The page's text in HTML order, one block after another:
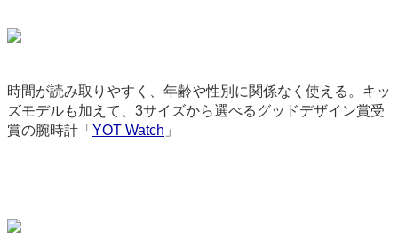
時間が読み取りやすく、年齢や性別に関係なく使える。キッ
ズモデルも加えて、3サイズから選べるグッドデザイン賞受
賞の腕時計「 YOT Watch 」